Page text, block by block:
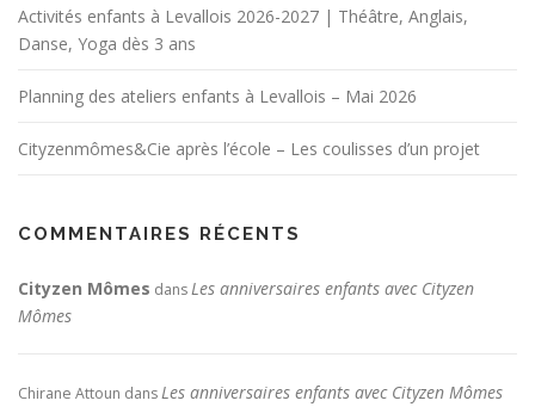
Activités enfants à Levallois 2026-2027 | Théâtre, Anglais,
Danse, Yoga dès 3 ans
Planning des ateliers enfants à Levallois – Mai 2026
Cityzenmômes&Cie après l’école – Les coulisses d’un projet
COMMENTAIRES RÉCENTS
Cityzen Mômes dansLes anniversaires enfants avec Cityzen
Mômes
Chirane Attoun dansLes anniversaires enfants avec Cityzen Mômes